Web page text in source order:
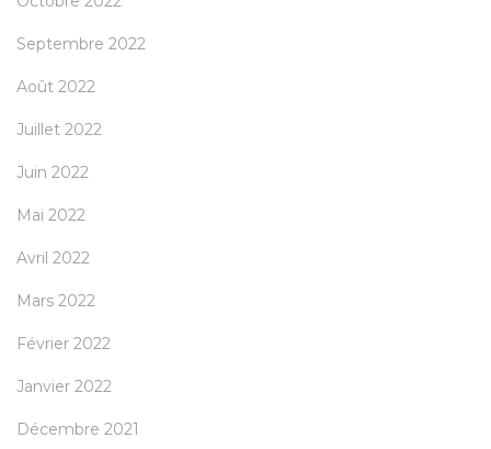
Septembre 2022
Août 2022
Juillet 2022
Juin 2022
Mai 2022
Avril 2022
Mars 2022
Février 2022
Janvier 2022
Décembre 2021